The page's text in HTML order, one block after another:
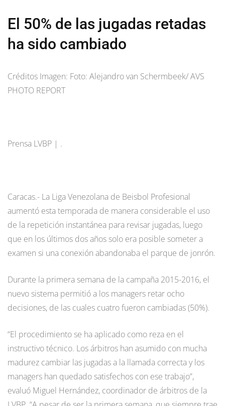
El 50% de las jugadas retadas
ha sido cambiado
Créditos Imagen: Foto: Alejandro van Schermbeek/ AVS
PHOTO REPORT
Prensa LVBP | .
Caracas.- La Liga Venezolana de Beisbol Profesional
aumentó esta temporada de manera considerable el uso
de la repetición instantánea para revisar jugadas, luego
que en los últimos dos años solo era posible someter a
examen si una conexión abandonaba el parque de jonrón.
Durante la primera semana de la campaña 2015-2016, el
nuevo sistema permitió a los managers retar ocho
decisiones, de las cuales cuatro fueron cambiadas (50%).
“El procedimiento se ha aplicado como reza en el
instructivo técnico. Los árbitros han asumido con mucha
madurez cambiar las jugadas a la llamada correcta y los
managers han quedado satisfechos con ese trabajo”,
evaluó Miguel Hernández, coordinador de árbitros de la